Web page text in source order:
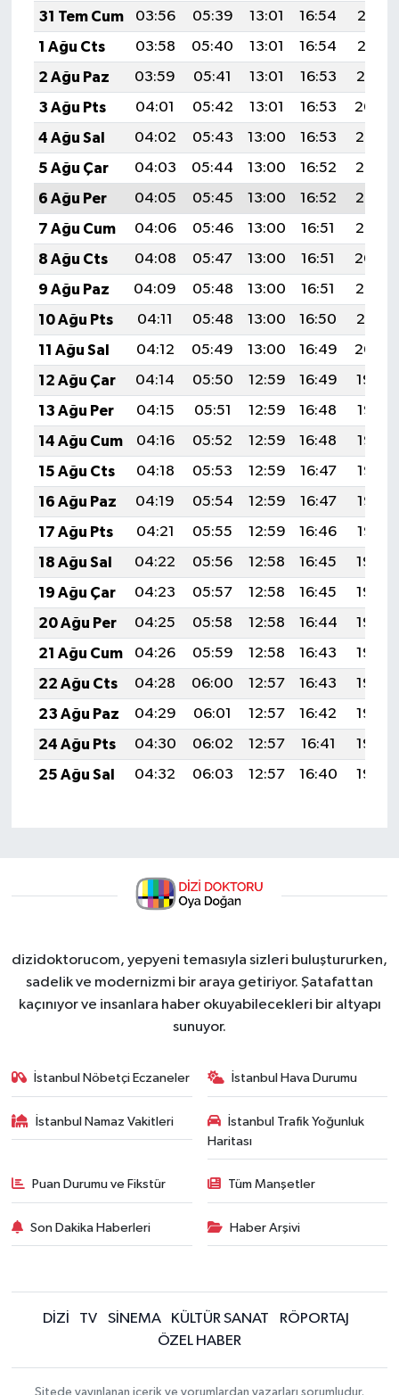
31 Tem Cum
03:56 05:39 13:01 16:54
20:13
1 Ağu Cts
03:58 05:40 13:01 16:54
20:12
2 Ağu Paz
03:59 05:41 13:01 16:53
20:10
3 Ağu Pts
04:01 05:42 13:01 16:53
20:09
4 Ağu Sal
04:02 05:43 13:00 16:53
20:08
5 Ağu Çar
04:03 05:44 13:00 16:52
20:07
6 Ağu Per
04:05 05:45 13:00 16:52
20:06
7 Ağu Cum
04:06 05:46 13:00 16:51
20:05
8 Ağu Cts
04:08 05:47 13:00 16:51
20:04
9 Ağu Paz
04:09 05:48 13:00 16:51
20:02
10 Ağu Pts
04:11 05:48 13:00 16:50
20:01
11 Ağu Sal
04:12 05:49 13:00 16:49
20:00
12 Ağu Çar
04:14 05:50 12:59 16:49
19:59
13 Ağu Per
04:15 05:51 12:59 16:48
19:57
14 Ağu Cum
04:16 05:52 12:59 16:48
19:56
15 Ağu Cts
04:18 05:53 12:59 16:47
19:55
16 Ağu Paz
04:19 05:54 12:59 16:47
19:53
17 Ağu Pts
04:21 05:55 12:59 16:46
19:52
18 Ağu Sal
04:22 05:56 12:58 16:45
19:50
19 Ağu Çar
04:23 05:57 12:58 16:45
19:49
20 Ağu Per
04:25 05:58 12:58 16:44
19:48
21 Ağu Cum
04:26 05:59 12:58 16:43
19:46
22 Ağu Cts
04:28 06:00 12:57 16:43
19:45
23 Ağu Paz
04:29 06:01 12:57 16:42
19:43
24 Ağu Pts
04:30 06:02 12:57 16:41
19:42
25 Ağu Sal
04:32 06:03 12:57 16:40 19:40
dizidoktorucom, yepyeni temasıyla sizleri buluştururken,
sadelik ve modernizmi bir araya getiriyor. Şatafattan
kaçınıyor ve insanlara haber okuyabilecekleri bir altyapı
sunuyor.
İstanbul Nöbetçi Eczaneler İstanbul Hava Durumu
İstanbul Namaz Vakitleri
İstanbul Trafik Yoğunluk
Haritası
Puan Durumu ve Fikstür Tüm Manşetler
Son Dakika Haberleri Haber Arşivi
DİZİ TV SİNEMA KÜLTÜR SANAT
RÖPORTAJ
ÖZEL HABER
Sitede yayınlanan içerik ve yorumlardan yazarları sorumludur.